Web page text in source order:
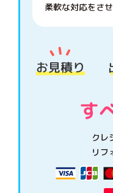
柔軟な対応をさ
クレ
リフ